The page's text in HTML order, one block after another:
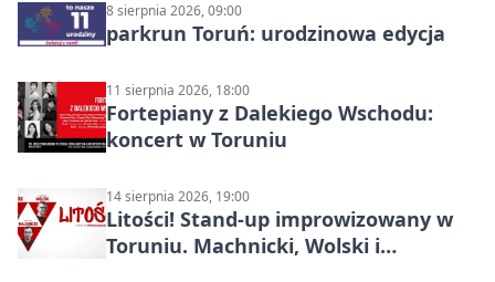
8 sierpnia 2026, 09:00
parkrun Toruń: urodzinowa edycja
11 sierpnia 2026, 18:00
Fortepiany z Dalekiego Wschodu:
koncert w Toruniu
14 sierpnia 2026, 19:00
Litości! Stand-up improwizowany w
Toruniu. Machnicki, Wolski i